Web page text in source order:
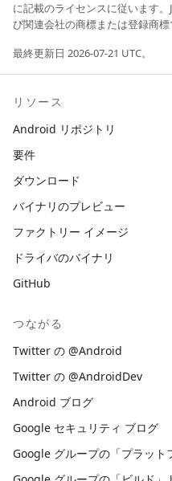
に記載のライセンスに従います。
び関連会社の商標または登録商標
最終更新日 2026-07-21 UTC。
リソース
Android リポジトリ
要件
ダウンロード
バイナリのプレビュー
ファクトリー イメージ
ドライバのバイナリ
GitHub
つながる
Twitter の @Android
Twitter の @AndroidDev
Android ブログ
Google セキュリティ ブログ
Google グループの「プラット